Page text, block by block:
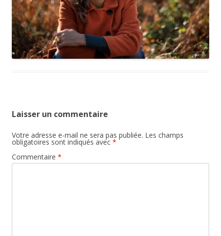
Laisser un commentaire
Votre adresse e-mail ne sera pas publiée. Les champs
obligatoires sont indiqués avec *
Commentaire *